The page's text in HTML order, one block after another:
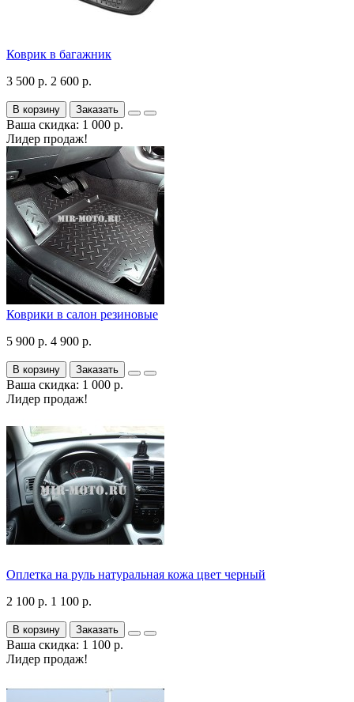
Коврик в багажник
3 500 р. 2 600 р.
В корзину Заказать
Ваша скидка: 1 000 р.
Лидер продаж!
Коврики в салон резиновые
5 900 р. 4 900 р.
В корзину Заказать
Ваша скидка: 1 000 р.
Лидер продаж!
Оплетка на руль натуральная кожа цвет черный
2 100 р. 1 100 р.
В корзину Заказать
Ваша скидка: 1 100 р.
Лидер продаж!